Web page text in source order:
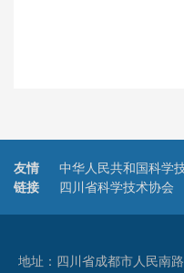
友情
链接
中华人民共和国科学
四川省科学技术协会
地址：四川省成都市人民南